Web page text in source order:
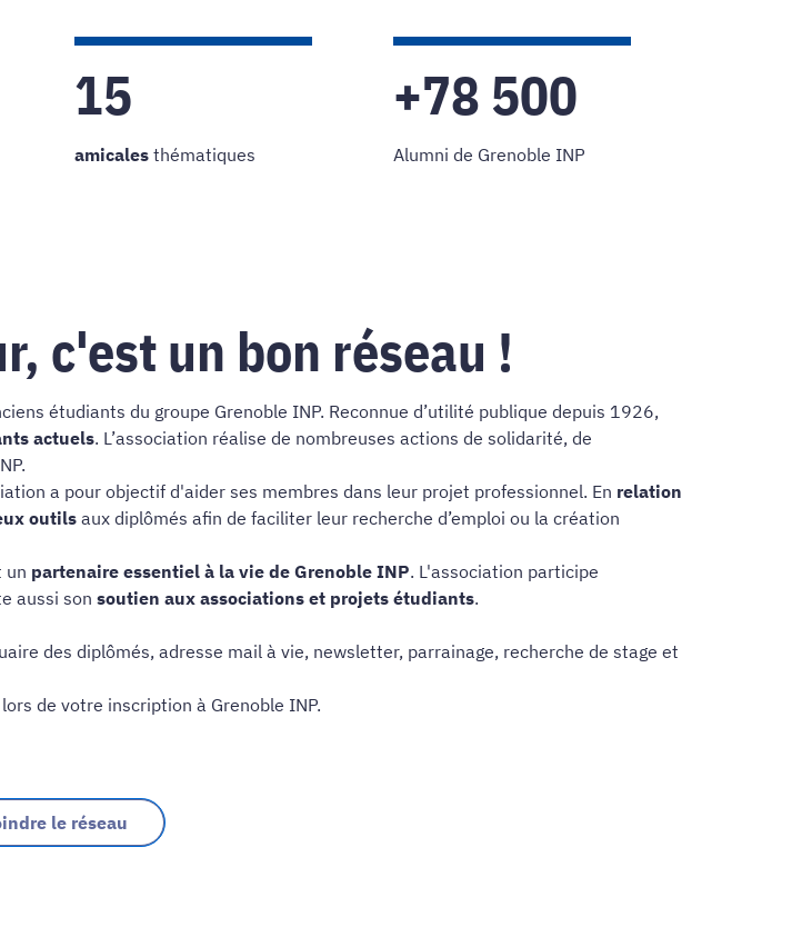
15
amicales thématiques
+78 500
Alumni de Grenoble INP
c'est un bon réseau !
étudiants du groupe Grenoble INP. Reconnue d’utilité publique depuis 1926,
actuels. L’association réalise de nombreuses actions de solidarité, de
a pour objectif d'aider ses membres dans leur projet professionnel. En relation
outilsaux diplômés afin de faciliter leur recherche d’emploi ou la création
un partenaire essentiel à la vie de Grenoble INP. L'association participe
aussi son soutien aux associations et projets étudiants.
des diplômés, adresse mail à vie, newsletter, parrainage, recherche de stage et
lors de votre inscription à Grenoble INP.
le réseau